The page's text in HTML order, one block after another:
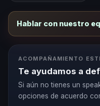
Hablar con nuestro
ACOMPAÑAMIENTO
Te ayudamos a
Si aún no tienes un
opciones de acuerdo